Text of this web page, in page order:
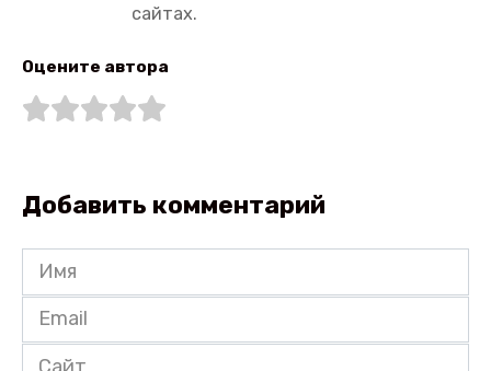
сайтах.
Оцените автора
Добавить комментарий
Имя
*
Email
*
Сайт